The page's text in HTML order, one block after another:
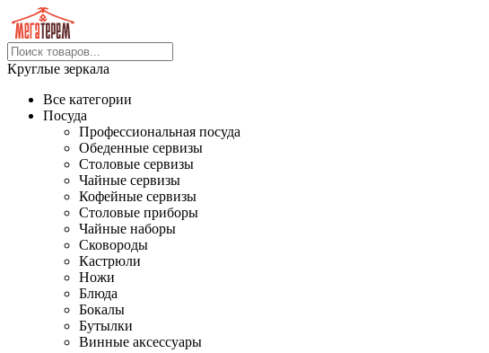
Круглые зеркала
Все категории
Посуда
Профессиональная посуда
Обеденные сервизы
Столовые сервизы
Чайные сервизы
Кофейные сервизы
Столовые приборы
Чайные наборы
Сковороды
Кастрюли
Ножи
Блюда
Бокалы
Бутылки
Винные аксессуары